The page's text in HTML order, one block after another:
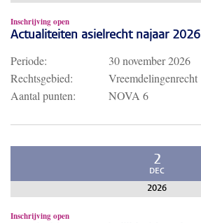
Inschrijving open
Actualiteiten asielrecht najaar 2026
Periode:
30 november 2026
Rechtsgebied:
Vreemdelingenrecht
Aantal punten:
NOVA 6
2
DEC
2026
Inschrijving open